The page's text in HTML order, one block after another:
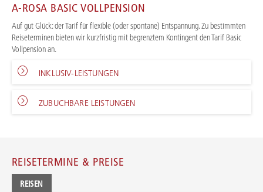
A-ROSA BASIC VOLLPENSION
Auf gut Glück: der Tarif für flexible (oder spontane) Entspannung. Zu bestimmten
Reiseterminen bieten wir kurzfristig mit begrenztem Kontingent den Tarif Basic
Vollpension an.
INKLUSIV-LEISTUNGEN
ZUBUCHBARE LEISTUNGEN
REISETERMINE & PREISE
REISEN